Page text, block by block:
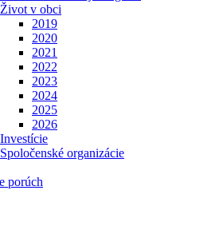
Život v obci
2019
2020
2021
2022
2023
2024
2025
2026
Investície
Spoločenské organizácie
porúch